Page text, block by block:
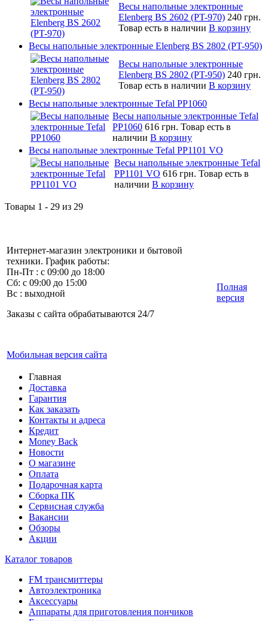
Весы напольные электронные
Elenberg BS 2602 (PT-970) 240 грн.
Товар есть в наличии В корзину
Весы напольные электронные Elenberg BS 2802 (PT-950)
Весы напольные электронные
Elenberg BS 2802 (PT-950) 240 грн.
Товар есть в наличии В корзину
Весы напольные электронные Tefal PP1060
Весы напольные электронные Tefal
PP1060 616 грн. Товар есть в
наличии В корзину
Весы напольные электронные Tefal PP1101 VO
Весы напольные электронные Tefal
PP1101 VO 616 грн. Товар есть в
наличии В корзину
Товары 1 - 29 из 29
Интернет-магазин электроники и бытовой
техники. График работы:
Пн-Пт : с 09:00 до 18:00
Сб: с 09:00 до 15:00
Вс : выходной
Заказы с сайта обрабатываются 24/7
Мобильная версия сайта
Полная
версия
Главная
Доставка
Гарантия
Как заказать
Контакты и адреса
Кредит
Money Back
Новости
О магазине
Оплата
Подарочная карта
Сборка ПК
Сервисная служба
Вакансии
Обзоры
Акции
Каталог товаров
FM трансмиттеры
Автоэлектроника
Аксессуары
Аппараты для приготовления пончиков